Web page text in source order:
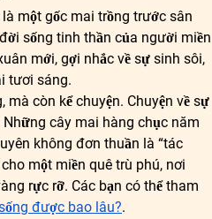
một gốc mai trồng trước sân
sống tinh thần của người miền
mới, gợi nhắc về sự sinh sôi,
tươi sáng.
còn kể chuyện. Chuyện về sự
cây mai hàng chục năm
không đơn thuần là “tác
một miền quê trù phú, nơi
rực rỡ. Các bạn có thể tham
được bao lâu?.